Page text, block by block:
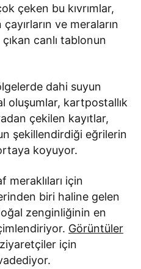
çeken bu kıvrımlar,
ve meraların
canlı tablonun
dahi suyun
oluşumlar, kartpostallık
çekilen kayıtlar,
şekillendirdiği eğrilerin
koyuyor.
için
biri haline gelen
zenginliğinin en
Görüntüler
için